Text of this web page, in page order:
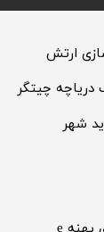
ارتش
دریاچه چیتگر
شهر